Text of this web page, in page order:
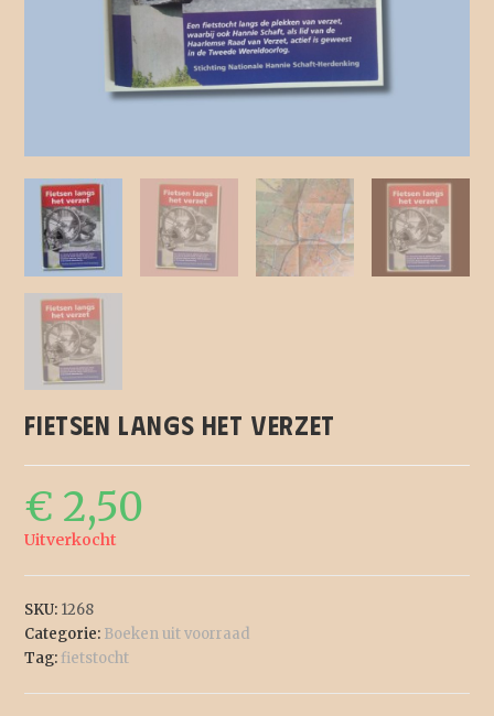
Fietsen langs het verzet
€ 2,50
Uitverkocht
SKU: 1268
Categorie: Boeken uit voorraad
Tag:fietstocht